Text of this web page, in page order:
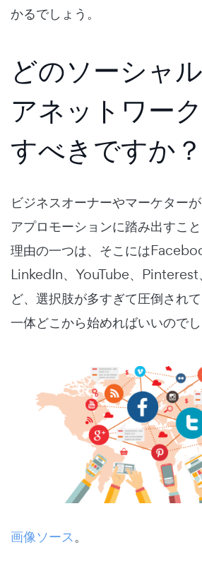
かるでしょう。
どのソーシャ
アネットワー
すべきですか？
ビジネスオーナーやマーケター
アプロモーションに踏み出すこ
理由の一つは、そこには
LinkedIn、YouTube、
ど、選択肢が多すぎて圧倒されて
一体どこから始めればいいので
画像ソース。